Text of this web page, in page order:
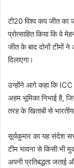
टी20 विश्व कप जीत का
प्रोत्साहित किया कि
जीत के बाद दोनों टीमों
दिलाएगा।
उन्होंने आगे कहा कि ICC
अहम भूमिका निभाई है,
तरह के खिताबों से
सूर्यकुमार का यह संदेश
टीम भावना से किसी भी
अपनी प्रतिबद्धता